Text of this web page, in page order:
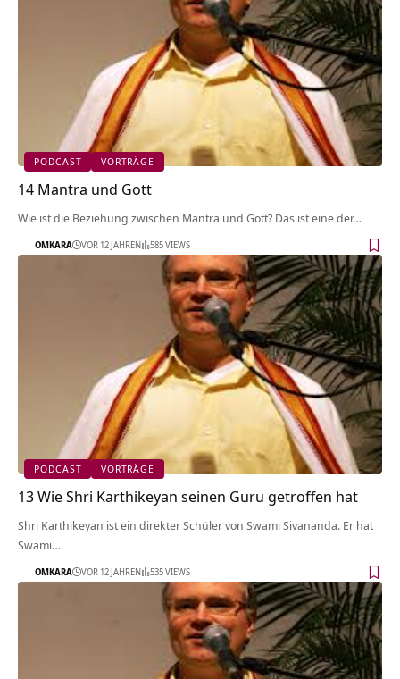
PODCAST VORTRÄGE
14 Mantra und Gott
Wie ist die Beziehung zwischen Mantra und Gott? Das ist eine der…
OMKARA VOR 12 JAHREN 585 VIEWS
PODCAST VORTRÄGE
13 Wie Shri Karthikeyan seinen Guru getroffen hat
Shri Karthikeyan ist ein direkter Schüler von Swami Sivananda. Er hat
Swami…
OMKARA VOR 12 JAHREN 535 VIEWS